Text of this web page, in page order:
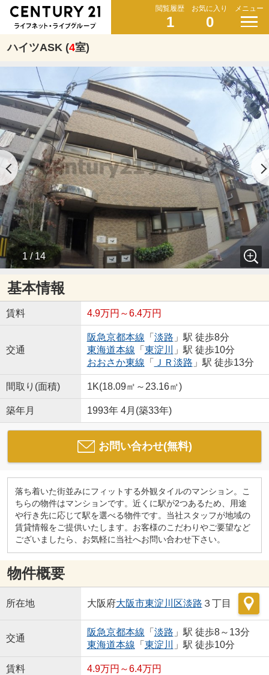
閲覧履歴
1
お気に入り
0
メニュー
ハイツASK (4室)
1 / 14
基本情報
賃料 4.9万円～6.4万円
交通
阪急京都本線 「 淡路 」駅 徒歩8分
東海道本線 「 東淀川
」駅 徒歩10分
おおさか東線 「 ＪＲ淡路 」駅 徒歩13分
間取り(面積) 1K(18.09㎡～23.16㎡)
築年月 1993年 4月(築33年)
お問い合わせ(無料)
落ち着いた街並みにフィットする外観タイルのマンション。こ
ちらの物件はマンションです。近くに駅が2つあるため、用途
や行き先に応じて駅を選べる物件です。当社スタッフが地域の
賃貸情報をご提供いたします。お客様のこだわりやご要望など
ございましたら、お気軽に当社へお問い合わせ下さい。
物件概要
所在地 大阪府大阪市東淀川区淡路 ３丁目
交通
阪急京都本線 「 淡路 」駅 徒歩8～13分
東海道本線 「 東淀川 」駅 徒歩10分
賃料 4.9万円～6.4万円